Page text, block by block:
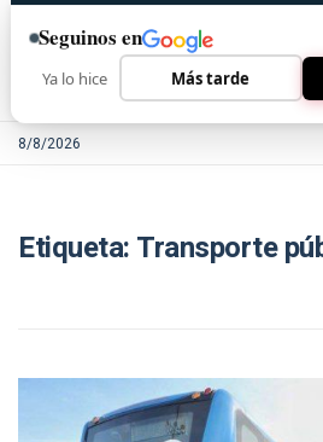
8/8/2026
Etiqueta: Transporte
Seguinos en
Ya lo hice Más tarde